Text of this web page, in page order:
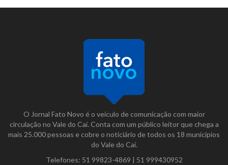
O Jornal Fato Novo é o veículo de comunicação com maior
circulação no Vale do Caí. Conta com um público leitor que chega a
mais 25.000 pessoas e cobre o noticiário de todos os 18 municípios
do Vale do Caí.
Telefones: 51 99823-4869 | 51 999430952